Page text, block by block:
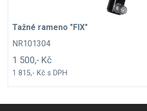
Tažné rameno "FIX"
NR101304
1 500,- Kč
1 815,- Kč s DPH